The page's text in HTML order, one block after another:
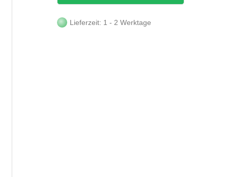
Lieferzeit: 1 - 2 Werktage